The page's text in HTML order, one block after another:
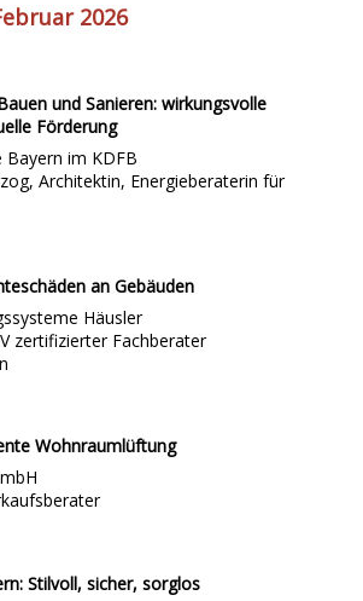
2026
und Sanieren: wirkungsvolle
Förderung
Bayern im KDFB
Architektin, Energieberaterin für
an Gebäuden
Häusler
zertifizierter Fachberater
Wohnraumlüftung
Stilvoll, sicher, sorglos